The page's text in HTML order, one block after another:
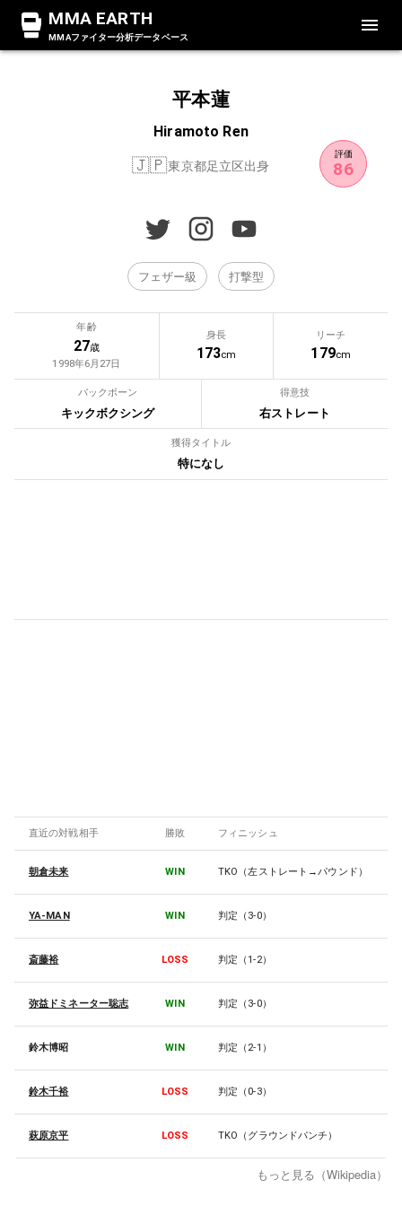
MMA EARTH
MMAファイター分析データベース
平本蓮
Hiramoto Ren
🇯🇵東京都足立区出身
評価
86
フェザー級 打撃型
年齢
27歳
1998年6月27日
身長
173cm
リーチ
179cm
バックボーン
キックボクシング
得意技
右ストレート
獲得タイトル
特になし
直近の対戦相手 勝敗 フィニッシュ
朝倉未来 WIN TKO（左ストレート→パウンド）
YA-MAN WIN 判定（3-0）
斎藤裕 LOSS 判定（1-2）
弥益ドミネーター聡志 WIN 判定（3-0）
鈴木博昭 WIN 判定（2-1）
鈴木千裕 LOSS 判定（0-3）
萩原京平 LOSS TKO（グラウンドパンチ）
もっと見る（Wikipedia）